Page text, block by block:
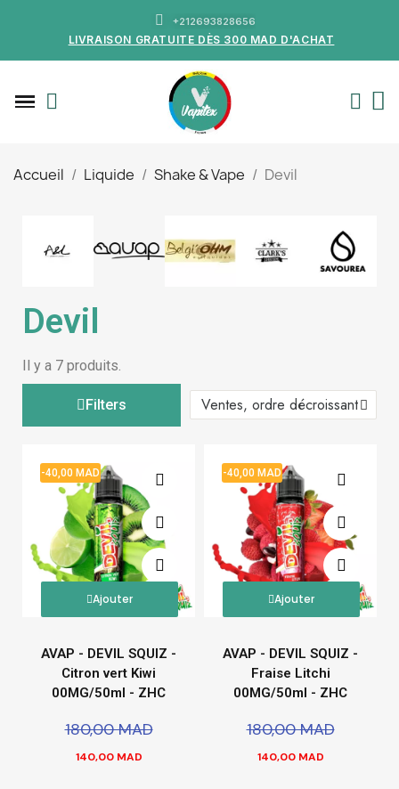
+212693828656
LIVRAISON GRATUITE DÈS 300 MAD D'ACHAT
Accueil Liquide Shake & Vape Devil
Devil
Il y a 7 produits.
Filters
-40,00 MAD
Ajouter
AVAP - DEVIL SQUIZ -
Citron vert Kiwi
00MG/50ml - ZHC
180,00 MAD
140,00 MAD
-40,00 MAD
Ajouter
AVAP - DEVIL SQUIZ -
Fraise Litchi
00MG/50ml - ZHC
180,00 MAD
140,00 MAD